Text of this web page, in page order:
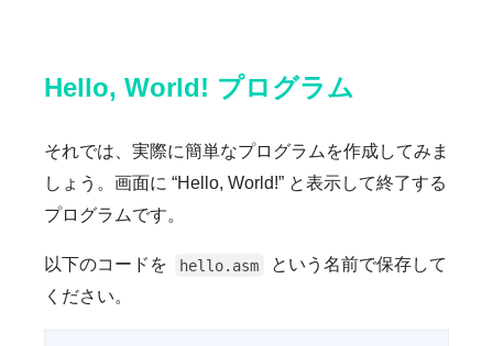
Hello, World! プログラム
それでは、実際に簡単なプログラムを作成してみま
しょう。画面に “Hello, World!” と表示して終了する
プログラムです。
以下のコードを hello.asm
という名前で保存して
ください。